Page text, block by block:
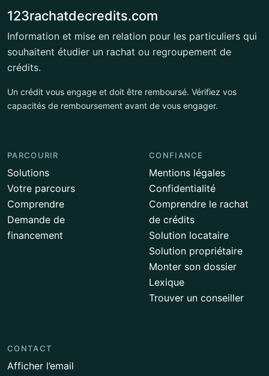
123rachatdecredits.com
Information et mise en relation pour les particuliers qui
souhaitent étudier un rachat ou regroupement de
crédits.
Un crédit vous engage et doit être remboursé. Vérifiez vos
capacités de remboursement avant de vous engager.
PARCOURIR
Solutions
Votre parcours
Comprendre
Demande de
financement
CONFIANCE
Mentions légales
Confidentialité
Comprendre le rachat
de crédits
Solution locataire
Solution propriétaire
Monter son dossier
Lexique
Trouver un conseiller
CONTACT
Afficher l’email